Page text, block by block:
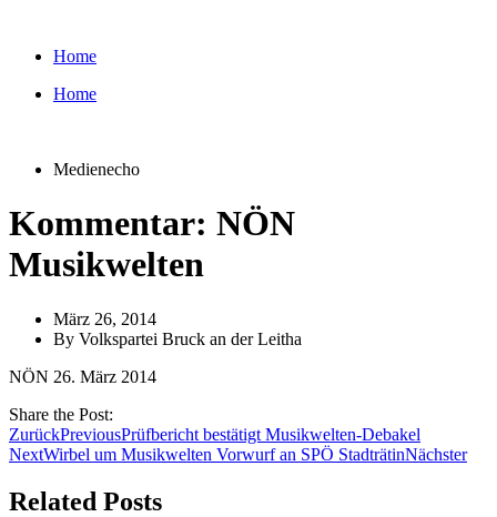
wechselnHome
Home
Medienecho
Kommentar: NÖN
Musikwelten
März 26, 2014
By Volkspartei Bruck an der Leitha
NÖN 26. März 2014
Share the Post:
ZurückPreviousPrüfbericht bestätigt Musikwelten-Debakel
NextWirbel um Musikwelten Vorwurf an SPÖ StadträtinNächster
Related Posts